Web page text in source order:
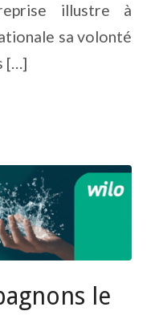
illustre à
sa volonté
[…]
le